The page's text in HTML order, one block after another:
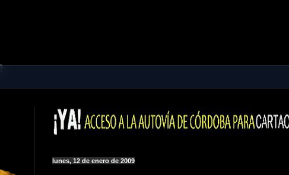
lunes, 12 de enero de 2009